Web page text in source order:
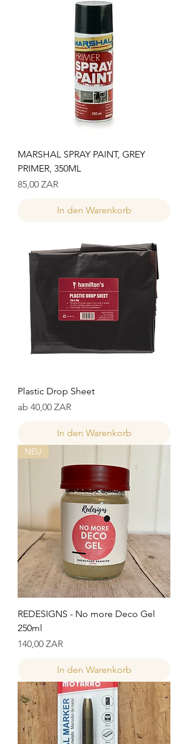
MARSHAL SPRAY PAINT, GREY
PRIMER, 350ML
Preis
85,00 ZAR
In den Warenkorb
Plastic Drop Sheet
ab 40,00 ZAR
Sale-Preis
In den Warenkorb
NEU
REDESIGNS - No more Deco Gel
250ml
Preis
140,00 ZAR
In den Warenkorb